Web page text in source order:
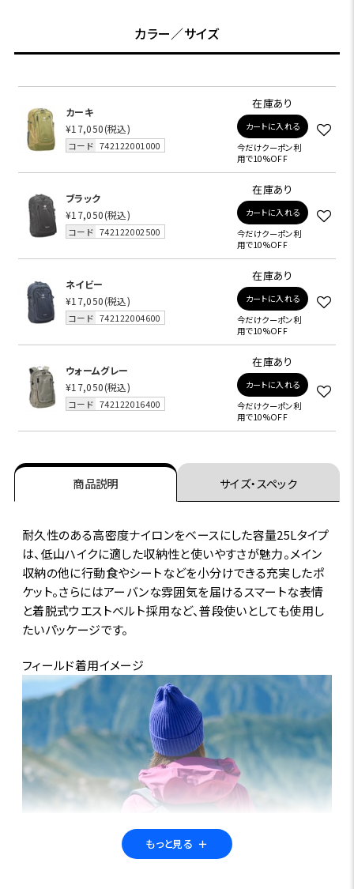
カラー／サイズ
カーキ
¥17,050(税込)
コード 742122001000
在庫あり
カートに入れる
今だけクーポン利
用で10%OFF
ブラック
¥17,050(税込)
コード 742122002500
在庫あり
カートに入れる
今だけクーポン利
用で10%OFF
ネイビー
¥17,050(税込)
コード 742122004600
在庫あり
カートに入れる
今だけクーポン利
用で10%OFF
ウォームグレー
¥17,050(税込)
コード 742122016400
在庫あり
カートに入れる
今だけクーポン利
用で10%OFF
商品説明 サイズ・スペック
耐久性のある高密度ナイロンをベースにした容量25Lタイプ
は、低山ハイクに適した収納性と使いやすさが魅力。メイン
収納の他に行動食やシートなどを小分けできる充実したポ
ケット。さらにはアーバンな雰囲気を届けるスマートな表情
と着脱式ウエストベルト採用など、普段使いとしても使用し
たいパッケージです。
フィールド着用イメージ
もっと見る ＋